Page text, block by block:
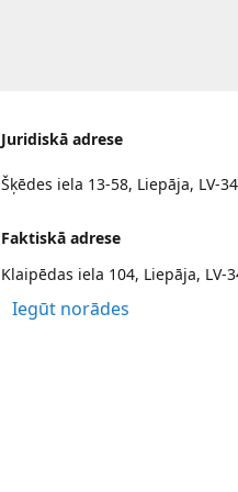
Juridiskā adrese
Šķēdes iela 13-58, Liepāja, LV-
Faktiskā adrese
Klaipēdas iela 104, Liepāja, LV-
Iegūt norādes